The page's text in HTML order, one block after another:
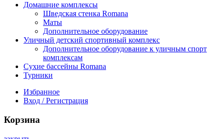
Домашние комплексы
Шведская стенка Romana
Маты
Дополнительное оборудование
Уличный детский спортивный комплекс
Дополнительное оборудование к уличным спорт
комплексам
Сухие бассейны Romana
Турники
Избранное
Вход / Регистрация
Корзина